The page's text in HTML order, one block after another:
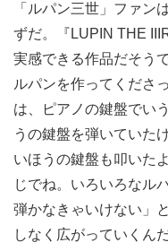
「ルパン三世」ファン
ずだ。『LUPIN THE
実感できる作品だそう
ルパンを作ってくださ
は、ピアノの鍵盤でい
うの鍵盤を弾いていた
いほうの鍵盤も叩いた
じでね。いろいろなル
弾かなきゃいけない」
しなく広がっていくん